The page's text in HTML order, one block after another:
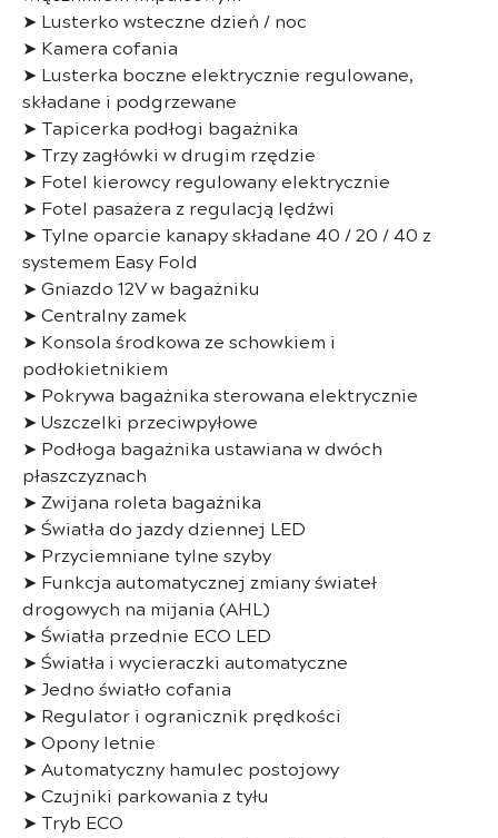
➤ Lusterko wsteczne dzień / noc
➤ Kamera cofania
➤ Lusterka boczne elektrycznie regulowane,
składane i podgrzewane
➤ Tapicerka podłogi bagażnika
➤ Trzy zagłówki w drugim rzędzie
➤ Fotel kierowcy regulowany elektrycznie
➤ Fotel pasażera z regulacją lędźwi
➤ Tylne oparcie kanapy składane 40 / 20 / 40 z
systemem Easy Fold
➤ Gniazdo 12V w bagażniku
➤ Centralny zamek
➤ Konsola środkowa ze schowkiem i
podłokietnikiem
➤ Pokrywa bagażnika sterowana elektrycznie
➤ Uszczelki przeciwpyłowe
➤ Podłoga bagażnika ustawiana w dwóch
płaszczyznach
➤ Zwijana roleta bagażnika
➤ Światła do jazdy dziennej LED
➤ Przyciemniane tylne szyby
➤ Funkcja automatycznej zmiany świateł
drogowych na mijania (AHL)
➤ Światła przednie ECO LED
➤ Światła i wycieraczki automatyczne
➤ Jedno światło cofania
➤ Regulator i ogranicznik prędkości
➤ Opony letnie
➤ Automatyczny hamulec postojowy
➤ Czujniki parkowania z tyłu
➤ Tryb ECO